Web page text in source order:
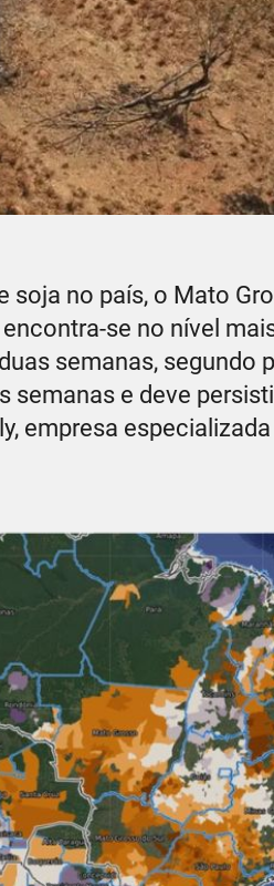
no país, o Mato
se no nível
semanas, segundo
semanas e deve
empresa